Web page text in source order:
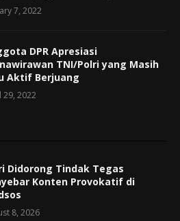
7, 2022
DPR Apresiasi
TNI/Polri yang Masih
Aktif Berjuang
29, 2022
Didorong Tindak Tegas
Konten Provokatif di
8, 2026